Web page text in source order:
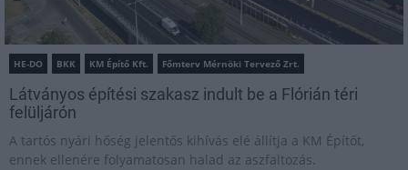
HE-DO BKK KM Építő Kft. Főmterv Mérnöki Tervező Zrt.
Látványos építési szakasz indult be a Flórián téri
felüljárón
A tartós nyári hőség jelentős kihívás elé állítja a KM Építőt,
ennek ellenére folyamatosan halad az aszfaltozás.